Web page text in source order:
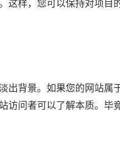
这样，您可以保持对项目
出背景。如果您的网站属
访问者可以了解本质。毕